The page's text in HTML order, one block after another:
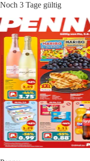
Noch 3 Tage gültig